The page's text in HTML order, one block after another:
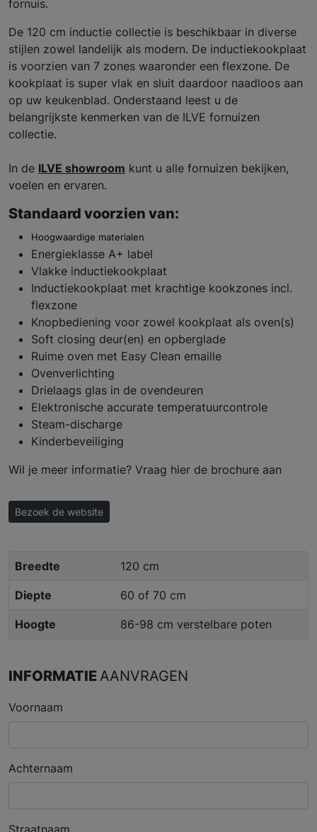
fornuis.
De 120 cm inductie collectie is beschikbaar in diverse
stijlen zowel landelijk als modern. De inductiekookplaat
is voorzien van 7 zones waaronder een flexzone. De
kookplaat is super vlak en sluit daardoor naadloos aan
op uw keukenblad. Onderstaand leest u de
belangrijkste kenmerken van de ILVE fornuizen
collectie.
In de ILVE showroom kunt u alle fornuizen bekijken,
voelen en ervaren.
Standaard voorzien van:
Hoogwaardige materialen
Energieklasse A+ label
Vlakke inductiekookplaat
Inductiekookplaat met krachtige kookzones incl.
flexzone
Knopbediening voor zowel kookplaat als oven(s)
Soft closing deur(en) en opberglade
Ruime oven met Easy Clean emaille
Ovenverlichting
Drielaags glas in de ovendeuren
Elektronische accurate temperatuurcontrole
Steam-discharge
Kinderbeveiliging
Wil je meer informatie? Vraag hier de brochure aan
Bezoek de website
Breedte 120 cm
Diepte 60 of 70 cm
Hoogte 86-98 cm verstelbare poten
INFORMATIEAANVRAGEN
Voornaam
Achternaam